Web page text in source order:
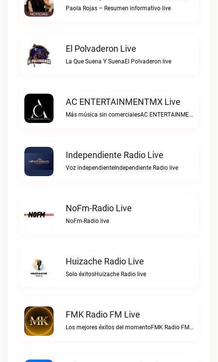
Paola Rojas – Resumen informativo live
El Polvaderon Live
La Que Suena Y SuenaEl Polvaderon live
AC ENTERTAINMENTMX Live
Más música sin comercialesAC ENTERTAINMENTMX live
Independiente Radio Live
Voz independienteIndependiente Radio live
NoFm-Radio Live
NoFm-Radio live
Huizache Radio Live
Solo éxitosHuizache Radio live
FMK Radio FM Live
Los mejores éxitos del momentoFMK Radio FM live